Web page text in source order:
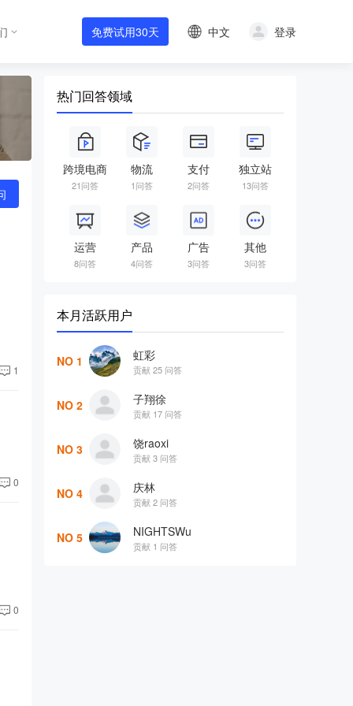
免费试用30天 中文 登录
1
0
0
热门回答领域
跨境电商
21问答
物流
1问答
支付
2问答
独立站
13问答
运营
8问答
产品
4问答
广告
3问答
其他
3问答
本月活跃用户
NO 1 虹彩
贡献 25 问答
NO 2 子翔徐
贡献 17 问答
NO 3 饶raoxi
贡献 3 问答
NO 4 庆林
贡献 2 问答
NO 5 NIGHTSWu
贡献 1 问答